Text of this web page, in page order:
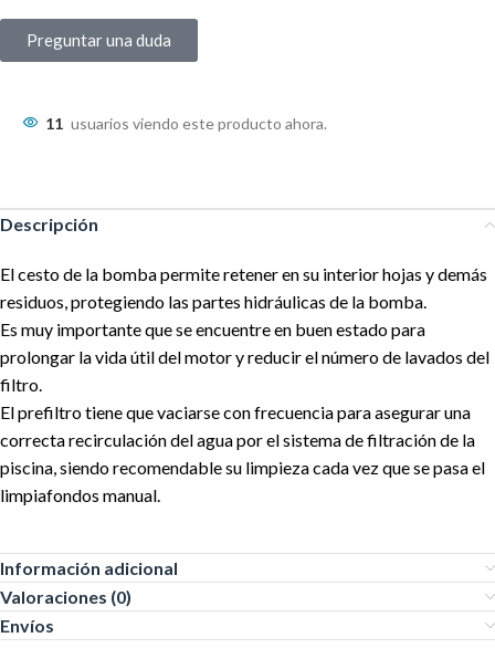
Preguntar una duda
11 usuarios viendo este producto ahora.
Descripción
El cesto de la bomba permite retener en su interior hojas y demás
residuos, protegiendo las partes hidráulicas de la bomba.
Es muy importante que se encuentre en buen estado para
prolongar la vida útil del motor y reducir el número de lavados del
filtro.
El prefiltro tiene que vaciarse con frecuencia para asegurar una
correcta recirculación del agua por el sistema de filtración de la
piscina, siendo recomendable su limpieza cada vez que se pasa el
limpiafondos manual.
Información adicional
Valoraciones (0)
Envíos